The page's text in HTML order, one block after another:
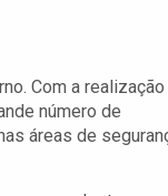
Com a
número de
áreas de